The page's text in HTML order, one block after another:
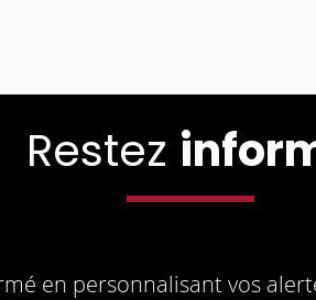
Restez
en personnalisant vos